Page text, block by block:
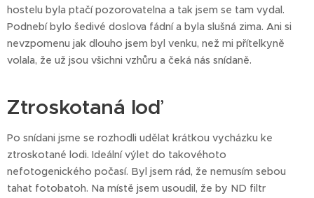
hostelu byla ptačí pozorovatelna a tak jsem se tam vydal.
Podnebí bylo šedivé doslova fádní a byla slušná zima. Ani si
nevzpomenu jak dlouho jsem byl venku, než mi přítelkyně
volala, že už jsou všichni vzhůru a čeká nás snídaně.
Ztroskotaná loď
Po snídani jsme se rozhodli udělat krátkou vycházku ke
ztroskotané lodi. Ideální výlet do takovéhoto
nefotogenického počasí. Byl jsem rád, že nemusím sebou
tahat fotobatoh. Na místě jsem usoudil, že by ND filtr